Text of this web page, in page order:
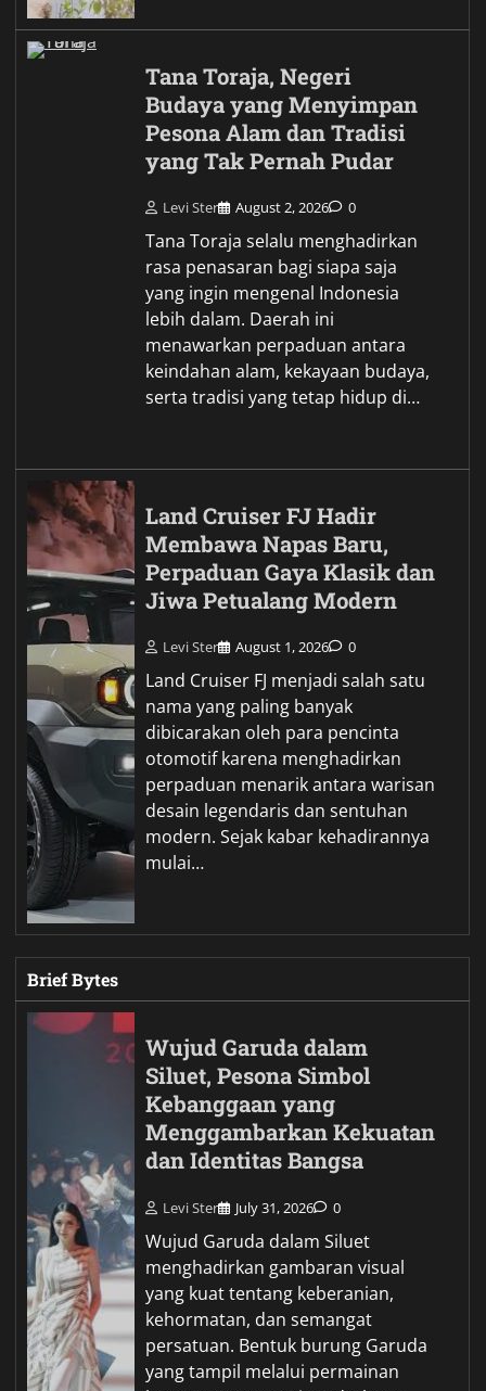
Tana Toraja, Negeri
Budaya yang Menyimpan
Pesona Alam dan Tradisi
yang Tak Pernah Pudar
Levi Ster August 2, 2026 0
Tana Toraja selalu menghadirkan
rasa penasaran bagi siapa saja
yang ingin mengenal Indonesia
lebih dalam. Daerah ini
menawarkan perpaduan antara
keindahan alam, kekayaan budaya,
serta tradisi yang tetap hidup di…
Land Cruiser FJ Hadir
Membawa Napas Baru,
Perpaduan Gaya Klasik dan
Jiwa Petualang Modern
Levi Ster August 1, 2026 0
Land Cruiser FJ menjadi salah satu
nama yang paling banyak
dibicarakan oleh para pencinta
otomotif karena menghadirkan
perpaduan menarik antara warisan
desain legendaris dan sentuhan
modern. Sejak kabar kehadirannya
mulai…
Brief Bytes
Wujud Garuda dalam
Siluet, Pesona Simbol
Kebanggaan yang
Menggambarkan Kekuatan
dan Identitas Bangsa
Levi Ster July 31, 2026 0
Wujud Garuda dalam Siluet
menghadirkan gambaran visual
yang kuat tentang keberanian,
kehormatan, dan semangat
persatuan. Bentuk burung Garuda
yang tampil melalui permainan